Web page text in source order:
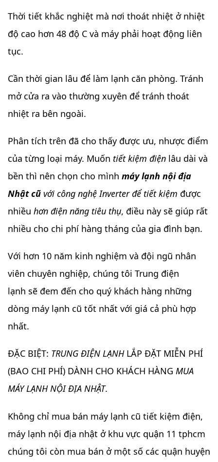
Thời tiết khắc nghiệt mà nơi thoát nhiệt ở nhiệt
độ cao hơn 48 độ C và máy phải hoạt động liên
tục.
Cần thời gian lâu để làm lạnh căn phòng. Tránh
mở cửa ra vào thường xuyên để tránh thoát
nhiệt ra bên ngoài.
Phân tích trên đã cho thấy được ưu, nhược điểm
của từng loại máy. Muốn tiết kiệm điện lâu dài và
bền thì nên chọn cho mình máy lạnh nội địa
Nhật cũ với công nghệ Inverter để tiết kiệm được
nhiều hơn điện năng tiêu thụ, điều này sẽ giúp rất
nhiều cho chi phí hàng tháng của gia đình bạn.
Với hơn 10 năm kinh nghiệm và đội ngũ nhân
viên chuyên nghiệp, chúng tôi Trung điện
lạnh sẽ đem đến cho quý khách hàng những
dòng máy lạnh cũ tốt nhất với giá cả phù hợp
nhất.
ĐẶC BIỆT: TRUNG ĐIỆN LẠNHLẮP ĐẶT MIỄN PHÍ
(BAO CHI PHÍ) DÀNH CHO KHÁCH HÀNG MUA
MÁY LẠNH NỘI ĐỊA NHẬT.
Không chỉ mua bán máy lạnh cũ tiết kiệm điện,
máy lạnh nội địa nhật ở khu vực quận 11 tphcm
chúng tôi còn mua bán ở một số các quận huyện